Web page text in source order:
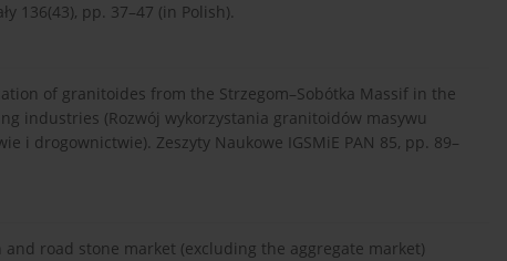
136(43), pp. 37–47 (in Polish).
of granitoides from the Strzegom–Sobótka Massif in the
industries (Rozwój wykorzystania granitoidów masywu
i drogownictwie). Zeszyty Naukowe IGSMiE PAN 85, pp. 89–
road stone market (excluding the aggregate market)